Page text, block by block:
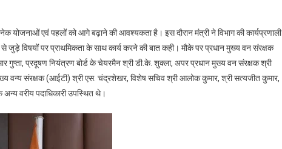
योजनाओं एवं पहलों को आगे बढ़ाने की आवश्यकता है। इस दौरान मंत्री ने विभाग की कार्यप्रणाली
जुड़े विषयों पर प्राथमिकता के साथ कार्य करने की बात कही। मौके पर प्रधान मुख्य वन संरक्षक
गुप्ता, प्रदूषण नियंत्रण बोर्ड के चेयरमैन श्री डी.के. शुक्ला, अपर प्रधान मुख्य वन संरक्षक श्री
वन्य संरक्षक (आईटी) श्री एस. चंद्रशेखर, विशेष सचिव श्री आलोक कुमार, श्री सत्यजीत कुमार,
वरीय पदाधिकारी उपस्थित थे।